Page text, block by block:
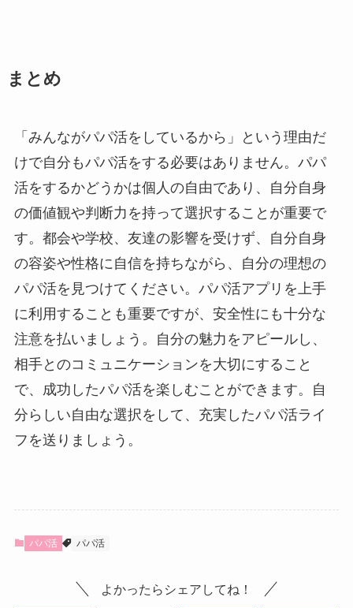
まとめ
「みんながパパ活をしているから」という理由だ
けで自分もパパ活をする必要はありません。パパ
活をするかどうかは個人の自由であり、自分自身
の価値観や判断力を持って選択することが重要で
す。都会や学校、友達の影響を受けず、自分自身
の容姿や性格に自信を持ちながら、自分の理想の
パパ活を見つけてください。パパ活アプリを上手
に利用することも重要ですが、安全性にも十分な
注意を払いましょう。自分の魅力をアピールし、
相手とのコミュニケーションを大切にすること
で、成功したパパ活を楽しむことができます。自
分らしい自由な選択をして、充実したパパ活ライ
フを送りましょう。
パパ活 パパ活
よかったらシェアしてね！